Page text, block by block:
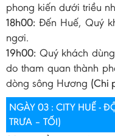
phong kiến dưới triều
18h00: Đến Huế, Quý
ngơi.
19h00: Quý khách
do tham quan thành
dòng sông Hương (Chi
NGÀY 03 : CITY HUẾ -
TRƯA – TỐI)